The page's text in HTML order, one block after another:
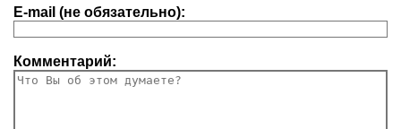
E-mail (не обязательно):
Комментарий: